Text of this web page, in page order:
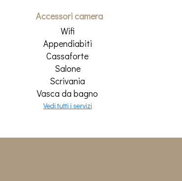
Accessori camera
Wifi
Appendiabiti
Cassaforte
Salone
Scrivania
Vasca da bagno
Vedi tutti i servizi